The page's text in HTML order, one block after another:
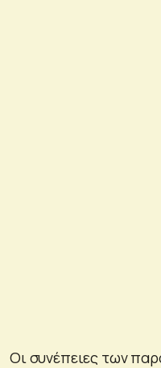
Οι συνέπειες των